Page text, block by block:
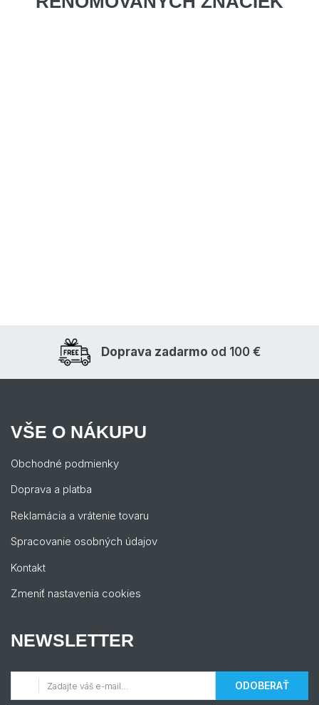
Doprava zadarmo od 100 €
VŠE O NÁKUPU
Obchodné podmienky
Doprava a platba
Reklamácia a vrátenie tovaru
Spracovanie osobných údajov
Kontakt
Zmeniť nastavenia cookies
NEWSLETTER
ODOBERAŤ